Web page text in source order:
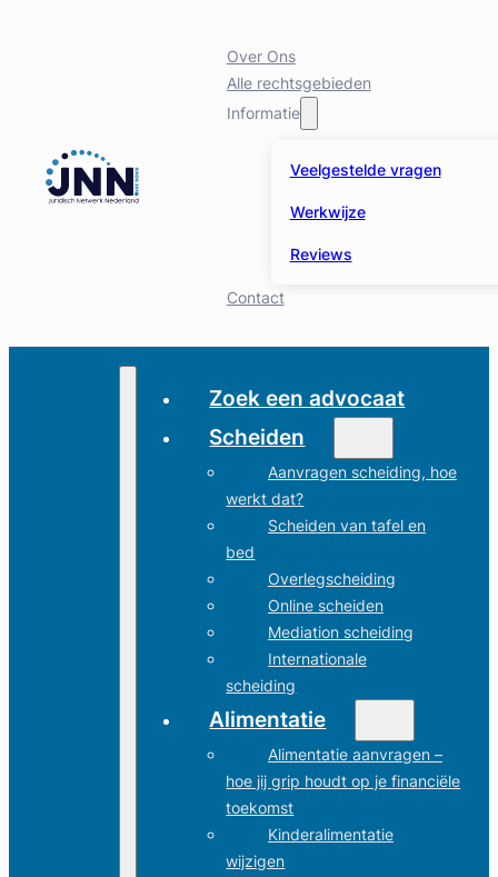
Over Ons
Alle rechtsgebieden
Informatie
Veelgestelde vragen
Werkwijze
Reviews
Contact
Zoek een advocaat
Scheiden
Aanvragen scheiding, hoe
werkt dat?
Scheiden van tafel en
bed
Overlegscheiding
Online scheiden
Mediation scheiding
Internationale
scheiding
Alimentatie
Alimentatie aanvragen –
hoe jij grip houdt op je financiële
toekomst
Kinderalimentatie
wijzigen